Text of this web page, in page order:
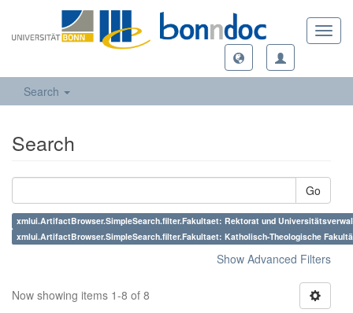
Search
Search
Go
xmlui.ArtifactBrowser.SimpleSearch.filter.Fakultaet: Rektorat und
xmlui.ArtifactBrowser.SimpleSearch.filter.Fakultaet: Katholisch-Theologische
Show Advanced Filters
Now showing items 1-8 of 8